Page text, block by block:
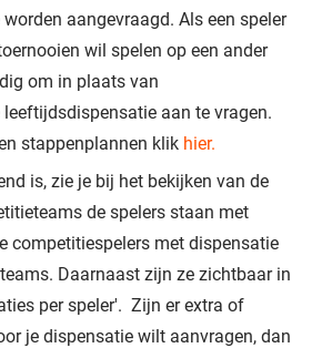
aangevraagd. Als een speler
wil spelen op een ander
om in plaats van
aan te vragen.
stappenplannen klik hier.
is, zie je bij het bekijken van de
de spelers staan met
competitiespelers met dispensatie
Daarnaast zijn ze zichtbaar in
per speler'. Zijn er extra of
je dispensatie wilt aanvragen, dan